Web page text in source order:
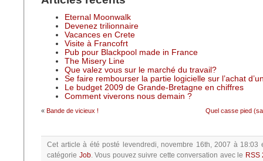
Eternal Moonwalk
Devenez trilionnaire
Vacances en Crete
Visite à Francofrt
Pub pour Blackpool made in France
The Misery Line
Que valez vous sur le marché du travail?
Se faire rembourser la partie logicielle sur l’achat
Le budget 2009 de Grande-Bretagne en chiffres
Comment viverons nous demain ?
« Bande de vicieux ! Quel casse pied
Cet article à été posté levendredi, novembre 16th, 2007 à 18:03
catégorie Job. Vous pouvez suivre cette conversation avec le RSS